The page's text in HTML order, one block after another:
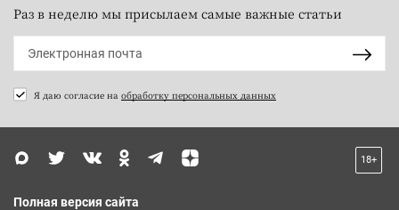
Раз в неделю мы присылаем самые важные статьи
Я даю согласие на обработку персональных данных
18+
Полная версия сайта